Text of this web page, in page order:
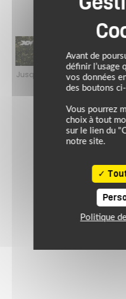
pour faire
Jusqu’au 24 août
le plein de
Avant de
définir l’usage
vos données
des boutons
Vous pourrez
choix à tout
sur le lien du
notre site.
Politique